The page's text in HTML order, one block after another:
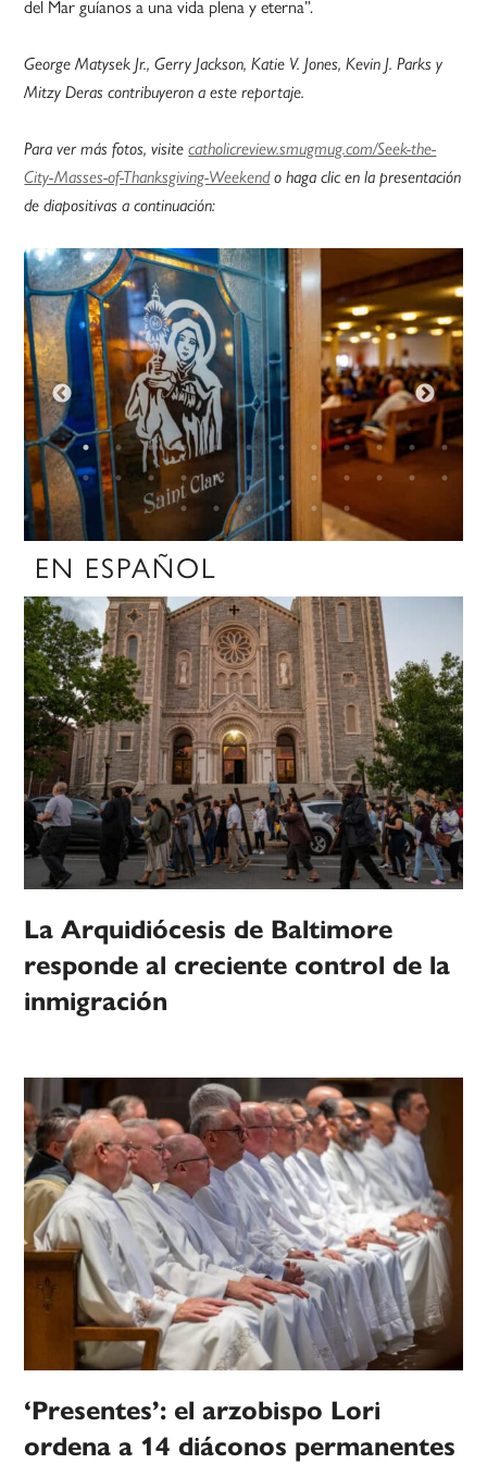
del Mar guíanos a una vida plena y eterna”.
George Matysek Jr., Gerry Jackson, Katie V. Jones, Kevin J. Parks y
Mitzy Deras contribuyeron a este reportaje.
Para ver más fotos, visitecatholicreview.smugmug.com/Seek-the-
City-Masses-of-Thanksgiving-Weekendo haga clic en la presentación
de diapositivas a continuación:
EN ESPAÑOL
La Arquidiócesis de Baltimore
responde al creciente control de la
inmigración
‘Presentes’: el arzobispo Lori
ordena a 14 diáconos permanentes